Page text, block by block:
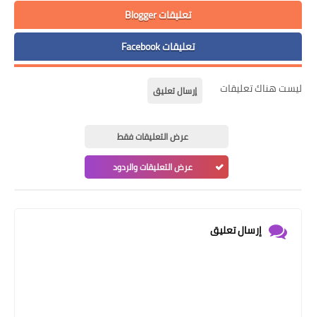
تعليقات Blogger
تعليقات Facebook
ليست هناك تعليقات إرسال تعليق
عرض التعليقات فقط
عرض التعليقات والردود
إرسال تعليق